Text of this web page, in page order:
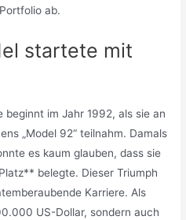
ab.
startete mit
beginnt im Jahr 1992, als sie an
„Model 92“ teilnahm. Damals
es kaum glauben, dass sie
belegte. Dieser Triumph
Karriere. Als
US-Dollar, sondern auch